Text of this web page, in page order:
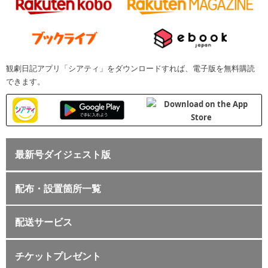
観劇日記アプリ「シアティ」をダウンロードすれば、電子版を無料購読
できます。
最新号ダイジェスト版
配布・設置箇所一覧
配送サービス
チケットプレゼント